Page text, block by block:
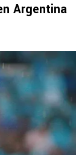
Argentina